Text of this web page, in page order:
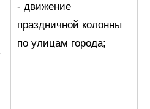
- движение
праздничной колонны
по улицам города;